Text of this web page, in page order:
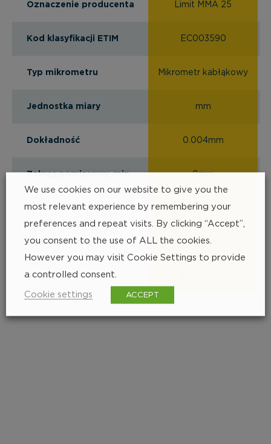
Oznaczenie producenta
Kod klasyfikacji ETIM
Typ mikrometru
Jednostka miary
Dokładność
Zakres pomiarowy, min.
Zakres pomiarowy, maks.
Rozdzielczość
Wykonanie
Limit MMA 25
EC003590
Mikrometr kabłąkowy
mm
0.004mm
0mm
25mm
0.01mm
We use cookies on our website to give you the
most relevant experience by remembering your
preferences and repeat visits. By clicking “Accept”,
you consent to the use of ALL the cookies.
However you may visit Cookie Settings to provide
a controlled consent.
Cookie settings ACCEPT